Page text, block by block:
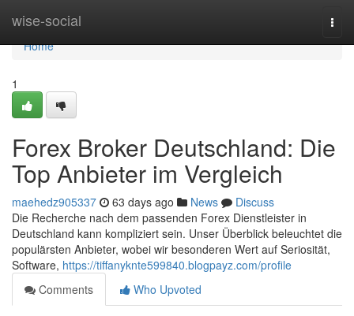
wise-social
Home
Home
1
Forex Broker Deutschland: Die
Top Anbieter im Vergleich
maehedz905337 63 days ago News
Discuss
Die Recherche nach dem passenden Forex Dienstleister in
Deutschland kann kompliziert sein. Unser Überblick beleuchtet die
populärsten Anbieter, wobei wir besonderen Wert auf Seriosität,
Software, https://tiffanyknte599840.blogpayz.com/profile
Comments
Who Upvoted